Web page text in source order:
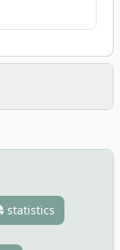
statistics